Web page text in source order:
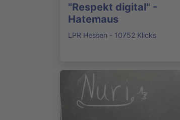
"Respekt digital" -
Hatemaus
LPR Hessen - 10752 Klicks